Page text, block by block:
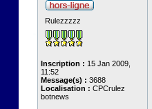
Rulezzzzz
Inscription : 15 Jan 2009,
11:52
Message(s) : 3688
Localisation : CPCrulez
botnews